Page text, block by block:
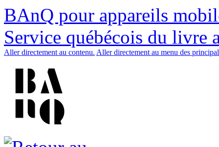
BAnQ pour appareils
Service québécois du livre
Aller directement au contenu. Aller directement au menu des